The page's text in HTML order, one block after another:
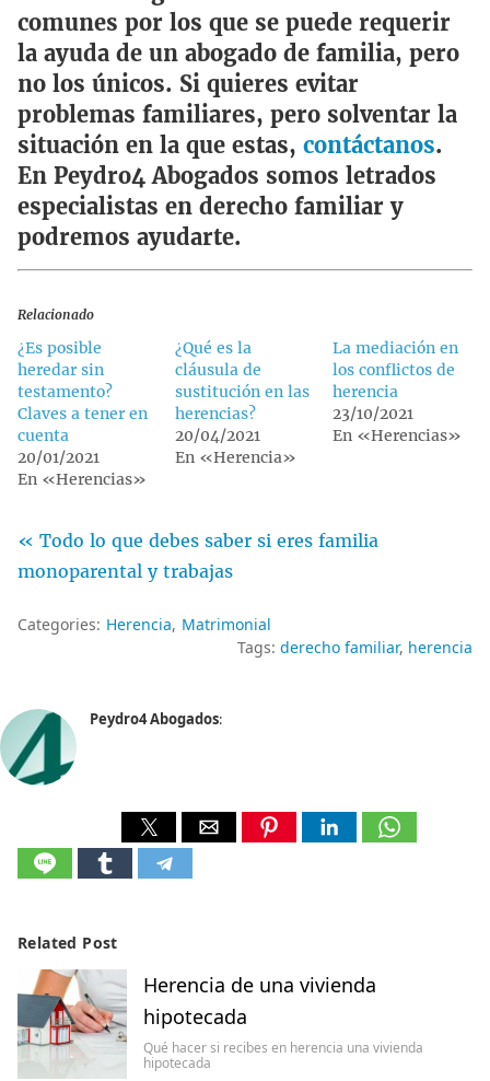
comunes por los que se puede requerir
la ayuda de un abogado de familia, pero
no los únicos. Si quieres evitar
problemas familiares, pero solventar la
situación en la que estas, contáctanos.
En Peydro4 Abogados somos letrados
especialistas en derecho familiar y
podremos ayudarte.
Relacionado
¿Es posible
heredar sin
testamento?
Claves a tener en
cuenta
20/01/2021
En «Herencias»
¿Qué es la
cláusula de
sustitución en las
herencias?
20/04/2021
En «Herencia»
La mediación en
los conflictos de
herencia
23/10/2021
En «Herencias»
« Todo lo que debes saber si eres familia
monoparental y trabajas
Categories: Herencia Matrimonial
Tags: derecho familiar herencia
Peydro4 Abogados:
Related Post
Herencia de una vivienda
hipotecada
Qué hacer si recibes en herencia una vivienda
hipotecada